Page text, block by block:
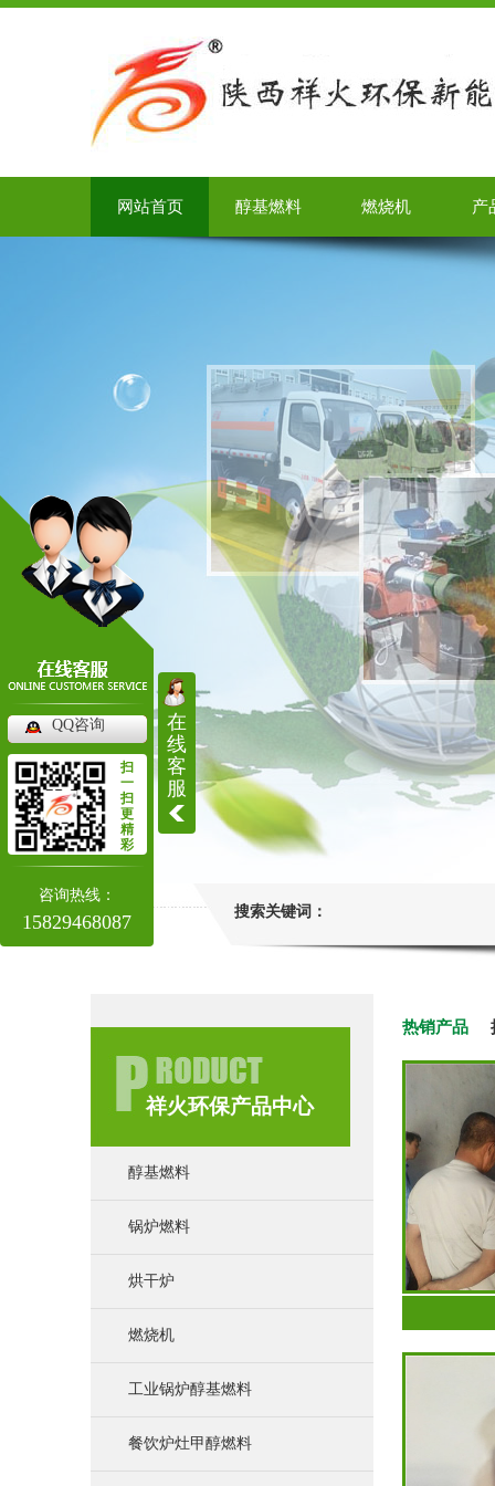
网站首页 醇基燃料 燃烧机 产
搜索关键词：
祥火环保产品中心
醇基燃料
锅炉燃料
烘干炉
燃烧机
工业锅炉醇基燃料
餐饮炉灶甲醇燃料
热销产品
在
线
客
服
QQ咨询
扫
一
扫
更
精
彩
咨询热线：
15829468087